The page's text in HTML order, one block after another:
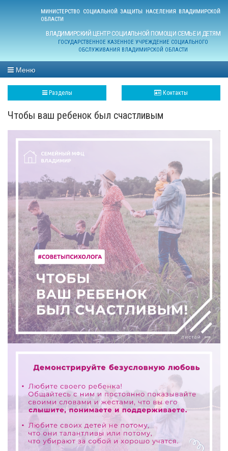
МИНИСТЕРСТВО СОЦИАЛЬНОЙ ЗАЩИТЫ НАСЕЛЕНИЯ ВЛАДИМИРСКОЙ
ОБЛАСТИ
ВЛАДИМИРСКИЙ ЦЕНТР СОЦИАЛЬНОЙ ПОМОЩИ СЕМЬЕ И ДЕТЯМ
ГОСУДАРСТВЕННОЕ КАЗЕННОЕ УЧРЕЖДЕНИЕ СОЦИАЛЬНОГО
ОБСЛУЖИВАНИЯ ВЛАДИМИРСКОЙ ОБЛАСТИ
Меню
Разделы Контакты
Чтобы ваш ребенок был счастливым